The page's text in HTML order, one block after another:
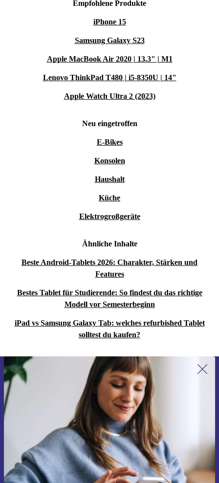
Tauche ein in atemberaubende Bilder und kristallklaren Sound,
die dein Unterhaltungserlebnis verändern.
Empfohlene Produkte
iPhone 15
Samsung Galaxy S23
Apple MacBook Air 2020 | 13.3" | M1
Lenovo ThinkPad T480 | i5-8350U | 14"
Apple Watch Ultra 2 (2023)
Neu eingetroffen
E-Bikes
Konsolen
Haushalt
Küche
Elektrogroßgeräte
Ähnliche Inhalte
Beste Android-Tablets 2026: Charakter, Stärken und
Features
Bestes Tablet für Studierende: So findest du das richtige
Modell vor Semesterbeginn
iPad vs Samsung Galaxy Tab: welches refurbished Tablet
solltest du kaufen?
Erstmals zum Newsletter anmelden,
15 € sparen!
Verpasse kein Angebot mehr.
Gutschein anfordern
Informationen über die Verwendung personenbezogener Daten findest
du in unserer
Datenschutzerklärung.